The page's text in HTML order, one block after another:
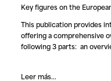
Key figures on the
This publication provides
offering a comprehensive
following 3 parts: an
Leer más...